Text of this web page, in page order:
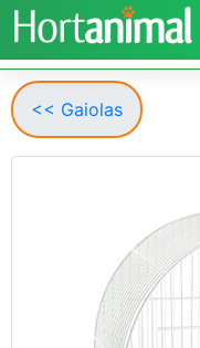
<< Gaiolas